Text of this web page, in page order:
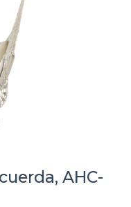
AHC-